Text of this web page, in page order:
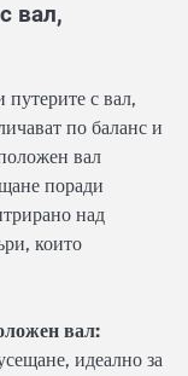
вал,
с вал,
по баланс и
вал
поради
над
които
вал:
идеално за